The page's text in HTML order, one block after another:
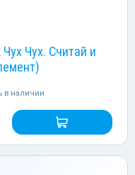
Чух. Считай и
в наличии